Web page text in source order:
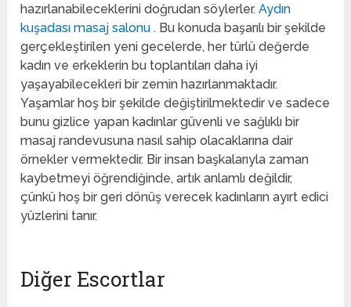
hazırlanabileceklerini doğrudan söylerler.Aydın
kuşadası masaj salonu . Bu konuda başarılı bir şekilde
gerçekleştirilen yeni gecelerde, her türlü değerde
kadın ve erkeklerin bu toplantıları daha iyi
yaşayabilecekleri bir zemin hazırlanmaktadır.
Yaşamlar hoş bir şekilde değiştirilmektedir ve sadece
bunu gizlice yapan kadınlar güvenli ve sağlıklı bir
masaj randevusuna nasıl sahip olacaklarına dair
örnekler vermektedir. Bir insan başkalarıyla zaman
kaybetmeyi öğrendiğinde, artık anlamlı değildir,
çünkü hoş bir geri dönüş verecek kadınların ayırt edici
yüzlerini tanır.
Diğer Escortlar